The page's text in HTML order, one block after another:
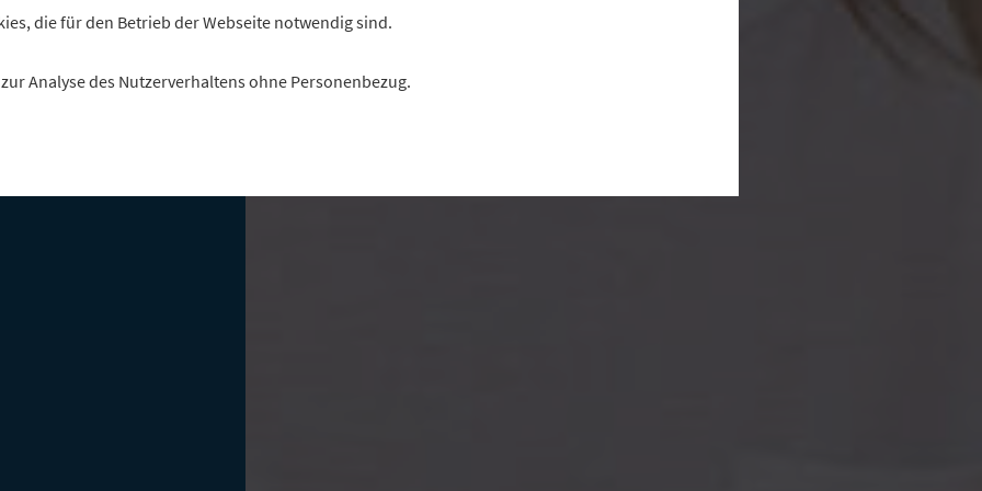
ausgestaltet
die für den Betrieb der Webseite notwendig sind.
Analyse des Nutzerverhaltens ohne Personenbezug.